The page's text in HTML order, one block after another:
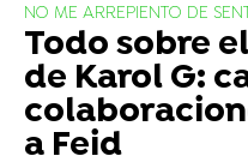
NO ME ARREPIENTO DE
Todo sobre
de Karol G:
a Feid